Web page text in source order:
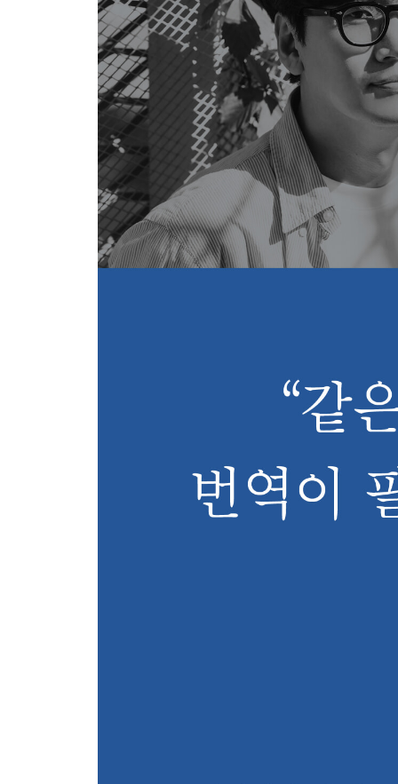
존이었던 마이클에서 다시 존으로
그냥 보고 싶어서 그래
결혼해요 vs. 집에 가요
S#3 한낮의 거실
엄마 얼굴을 빤히 쳐다본다
후진 농담
놀라운 아이
육아는 지지고 볶는 것
엄마의 말을 번역하지 않기로
많이 보고 싶을지도 모르니까
못돼 처먹음은 직역해 버려
좋은 일들이 많을 거예요